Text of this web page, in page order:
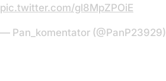
pic.twitter.com/gl8MpZPOiE
— Pan_komentator (@PanP23929)